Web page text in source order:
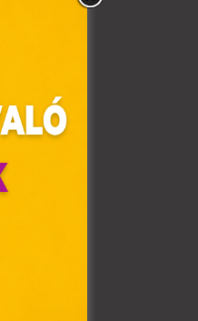
Ön